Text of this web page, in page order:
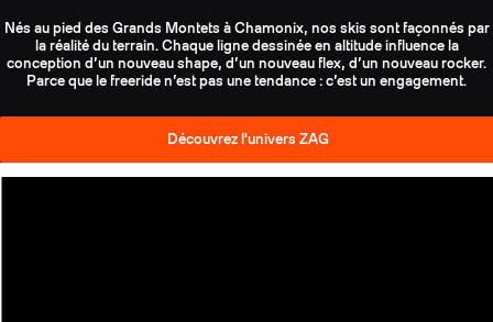
Nés au pied des Grands Montets à Chamonix, nos skis sont façonnés par
la réalité du terrain. Chaque ligne dessinée en altitude influence la
conception d’un nouveau shape, d’un nouveau flex, d’un nouveau rocker.
Parce que le freeride n’est pas une tendance : c’est un engagement.
Découvrez l'univers ZAG